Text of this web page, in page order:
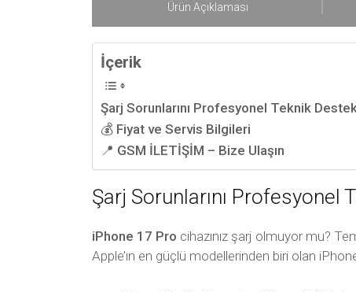
Ürün Açıklaması
İçerik
Şarj Sorunlarını Profesyonel Teknik
💰 Fiyat ve Servis Bilgileri
📍 GSM İLETİŞİM – Bize Ulaşın
Şarj Sorunlarını Profesyonel
iPhone 17 Pro cihazınız şarj olmuyor mu?
Apple’ın en güçlü modellerinden biri olan